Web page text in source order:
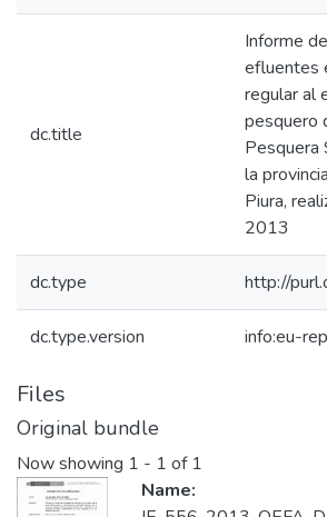
dc.title
Informe
efluentes
regular al
pesquero
Pesquera
la
Piura,
2013
dc.type http://
dc.type.version info:eu-
Files
Original bundle
Now showing 1 - 1 of 1
Name: